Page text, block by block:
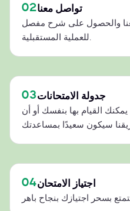
02تواصل معنا
والحصول على شرح مفصل
للعملية المستقبلية.
03جدولة الامتحانات
يمكنك القيام بها بنفسك أو أن
04اجتياز الامتحان